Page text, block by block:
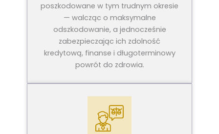
poszkodowane w tym trudnym okresie
— walcząc o maksymalne
odszkodowanie, a jednocześnie
zabezpieczając ich zdolność
kredytową, finanse i długoterminowy
powrót do zdrowia.